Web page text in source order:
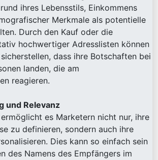
ihres Lebensstils, Einkommens
Merkmale als potentielle
Durch den Kauf oder die
hochwertiger Adresslisten können
dass ihre Botschaften bei
landen, die am
reagieren.
und Relevanz
es Marketern nicht nur, ihre
zu definieren, sondern auch ihre
Dies kann so einfach sein
des Namens des Empfängers im